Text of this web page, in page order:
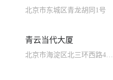
北京市东城区青龙胡同1号
青云当代大厦
北京市海淀区北三环西路43号